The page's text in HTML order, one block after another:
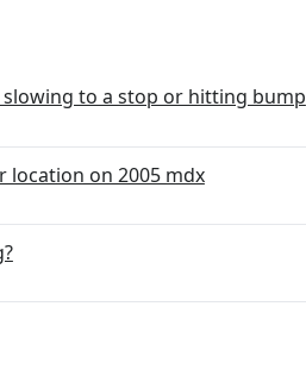
to a stop or hitting bump
location on 2005 mdx